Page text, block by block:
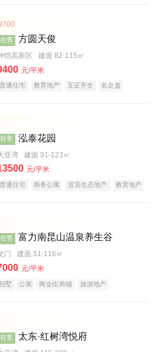
在售 方圆天俊
恺高新区 建面 82-115㎡
元/平米
普通住宅 教育地产 五证齐全 名企盘
在售 泓泰花园
亚湾 建面 91-123㎡
元/平米
普通住宅 商务公寓 宜居生态地产 教育地产
在售 富力南昆山温泉养生谷
门 建面 51-116㎡
元/平米
别墅 公寓 商业街商铺
旅游地产
在售 太东·红树湾悦府